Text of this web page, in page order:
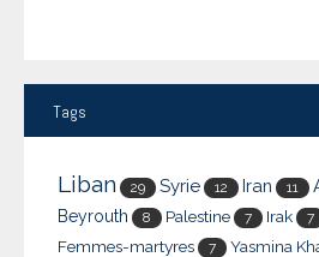
Tags
Liban 29 Syrie 12 Iran 11
Beyrouth 8 Palestine 7 Irak 7
Femmes-martyres 7 Yasmina